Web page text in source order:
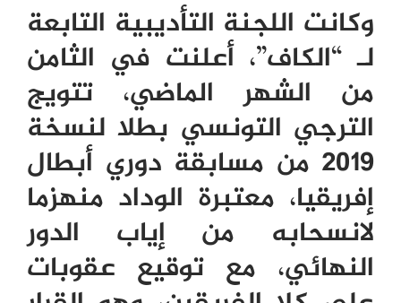
وكانت اللجنة التأديبية التابعة
لـ “الكاف”، أعلنت في الثامن
من الشهر الماضي، تتويج
الترجي التونسي بطلا لنسخة
2019 من مسابقة دوري أبطال
إفريقيا، معتبرة الوداد منهزما
لانسحابه من إياب الدور
النهائي، مع توقيع عقوبات